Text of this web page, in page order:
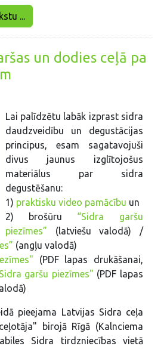
...
un dodies ceļā pa
Lai palīdzētu labāk izprast sidra
daudzveidību un degustācijas
principus, esam sagatavojuši
divus jaunus izglītojošus
materiālus par sidra
degustēšanu:
1) praktisku video pamācību un
2) brošūru “Sidra garšu
piezīmes” (latviešu valodā) /
(angļu valodā)
(PDF lapas drukāšanai,
garšu piezīmes" (PDF lapas
pieejama Latvijas Sidra ceļa
birojā Rīgā (Kalnciema
Sidra tirdzniecības vietā